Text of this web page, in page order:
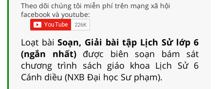
Theo dõi chúng tôi miễn phí trên mạng xã hội
facebook và youtube:
Loạt bàiSoạn, Giải bài tập Lịch Sử lớp 6
(ngắn nhất)được biên soạn bám sát
chương trình sách giáo khoa Lịch Sử 6
Cánh diều (NXB Đại học Sư phạm).